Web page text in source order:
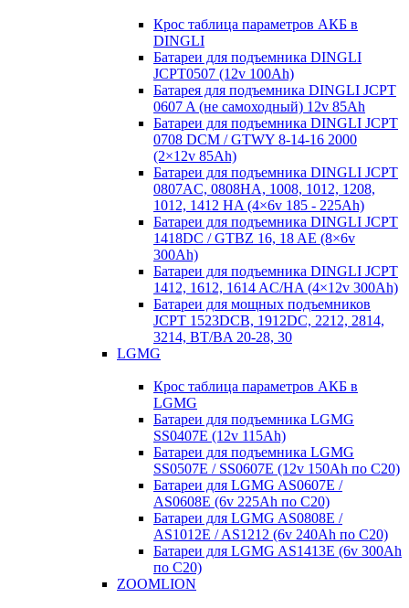
Крос таблица параметров АКБ в
DINGLI
Батареи для подъемника DINGLI
JCPT0507 (12v 100Ah)
Батарея для подъемника DINGLI JCPT
0607 A (не самоходный) 12v 85Ah
Батареи для подъемника DINGLI JCPT
0708 DCM / GTWY 8-14-16 2000
(2×12v 85Ah)
Батареи для подъемника DINGLI JCPT
0807AC, 0808HA, 1008, 1012, 1208,
1012, 1412 HA (4×6v 185 - 225Ah)
Батареи для подъемника DINGLI JCPT
1418DC / GTBZ 16, 18 AE (8×6v
300Ah)
Батареи для подъемника DINGLI JCPT
1412, 1612, 1614 AC/HA (4×12v 300Ah)
Батареи для мощных подъемников
JCPT 1523DCB, 1912DC, 2212, 2814,
3214, BT/BA 20-28, 30
LGMG
Крос таблица параметров АКБ в
LGMG
Батареи для подъемника LGMG
SS0407E (12v 115Ah)
Батареи для подъемника LGMG
SS0507E / SS0607E (12v 150Ah по С20)
Батареи для LGMG AS0607E /
AS0608E (6v 225Ah по С20)
Батареи для LGMG AS0808E /
AS1012E / AS1212 (6v 240Ah по С20)
Батареи для LGMG AS1413E (6v 300Ah
по С20)
ZOOMLION